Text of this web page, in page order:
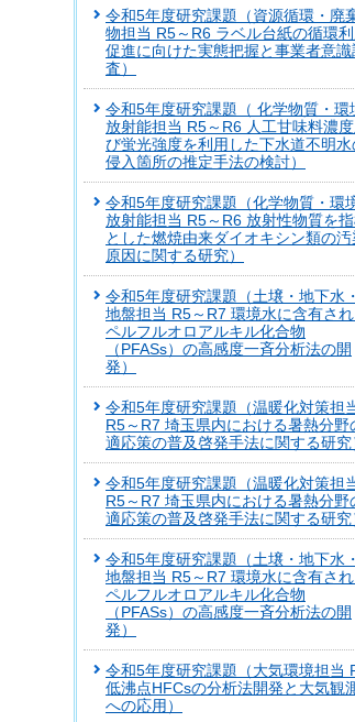
令和5年度研究課題（資源循環・廃
物担当 R5～R6 ラベル台紙の循環利
促進に向けた実態把握と事業者意識
査）
令和5年度研究課題（ 化学物質・環
放射能担当 R5～R6 人工甘味料濃度
び蛍光強度を利用した下水道不明水
侵入箇所の推定手法の検討）
令和5年度研究課題（化学物質・環
放射能担当 R5～R6 放射性物質を
とした燃焼由来ダイオキシン類の汚
原因に関する研究）
令和5年度研究課題（土壌・地下水・
地盤担当 R5～R7 環境水に含有さ
ペルフルオロアルキル化合物
（PFASs）の高感度一斉分析法の開
発）
令和5年度研究課題（温暖化対策担
R5～R7 埼玉県内における暑熱分野
適応策の普及啓発手法に関する研究
令和5年度研究課題（温暖化対策担
R5～R7 埼玉県内における暑熱分野
適応策の普及啓発手法に関する研究
令和5年度研究課題（土壌・地下水・
地盤担当 R5～R7 環境水に含有さ
ペルフルオロアルキル化合物
（PFASs）の高感度一斉分析法の開
発）
令和5年度研究課題（大気環境担当
低沸点HFCsの分析法開発と大気観
への応用）